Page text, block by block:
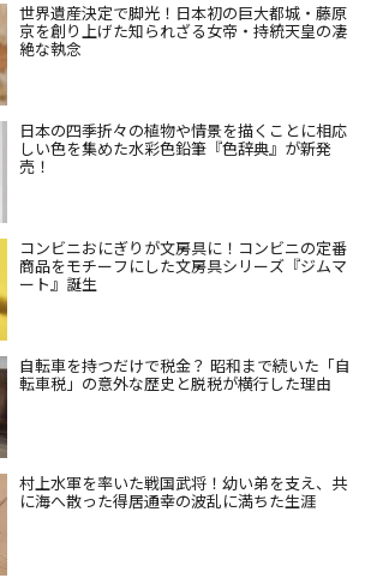
世界遺産決定で脚光！日本初の巨大都城・藤原
京を創り上げた知られざる女帝・持統天皇の凄
絶な執念
日本の四季折々の植物や情景を描くことに相応
しい色を集めた水彩色鉛筆『色辞典』が新発
売！
コンビニおにぎりが文房具に！コンビニの定番
商品をモチーフにした文房具シリーズ『ジムマ
ート』誕生
自転車を持つだけで税金？ 昭和まで続いた「自
転車税」の意外な歴史と脱税が横行した理由
村上水軍を率いた戦国武将！幼い弟を支え、共
に海へ散った得居通幸の波乱に満ちた生涯